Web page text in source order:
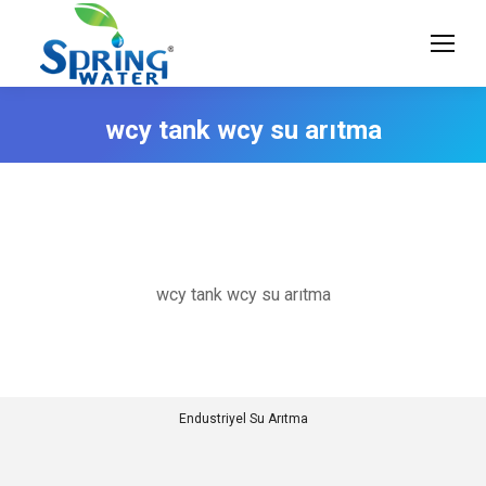
wcy tank wcy su arıtma
wcy tank wcy su arıtma
Endustriyel Su Arıtma